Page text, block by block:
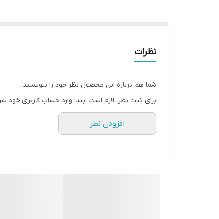
نظرات
شما هم درباره این محصول نظر خود را بنویسید.
برای ثبت نظر، لازم است ابتدا وارد حساب کاربری خود
افزودن نظر